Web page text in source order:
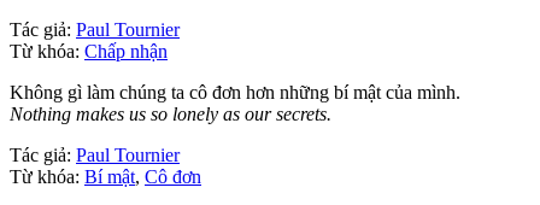
Tác giả: Paul Tournier
Từ khóa: Chấp nhận
Không gì làm chúng ta cô đơn hơn những bí mật của mình.
Nothing makes us so lonely as our secrets.
Tác giả: Paul Tournier
Từ khóa: Bí mật, Cô đơn